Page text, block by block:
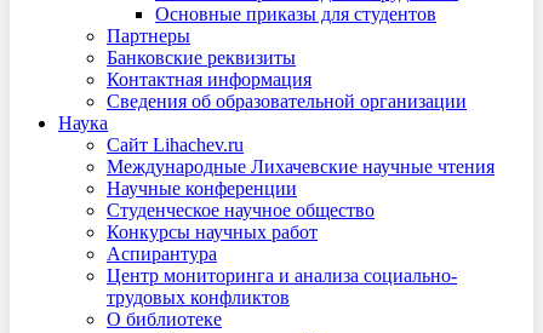
Основные приказы для студентов
Партнеры
Банковские реквизиты
Контактная информация
Сведения об образовательной организации
Наука
Сайт Lihachev.ru
Международные Лихачевские научные чтения
Научные конференции
Студенческое научное общество
Конкурсы научных работ
Аспирантура
Центр мониторинга и анализа социально-
трудовых конфликтов
О библиотеке